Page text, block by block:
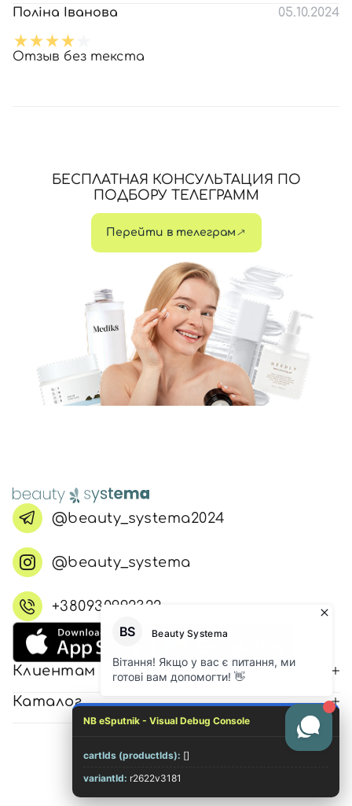
Поліна Іванова 05.10.2024
Отзыв без текста
БЕСПЛАТНАЯ КОНСУЛЬТАЦИЯ ПО
ПОДБОРУ ТЕЛЕГРАММ
Перейти в телеграм
@beauty_systema2024
@beauty_systema
+380930992322
Клиентам
Каталог
© 2026 Все права защищены
NB eSputnik - Visual Debug Console
cartIds (productIds): []
variantId: r2622v3181